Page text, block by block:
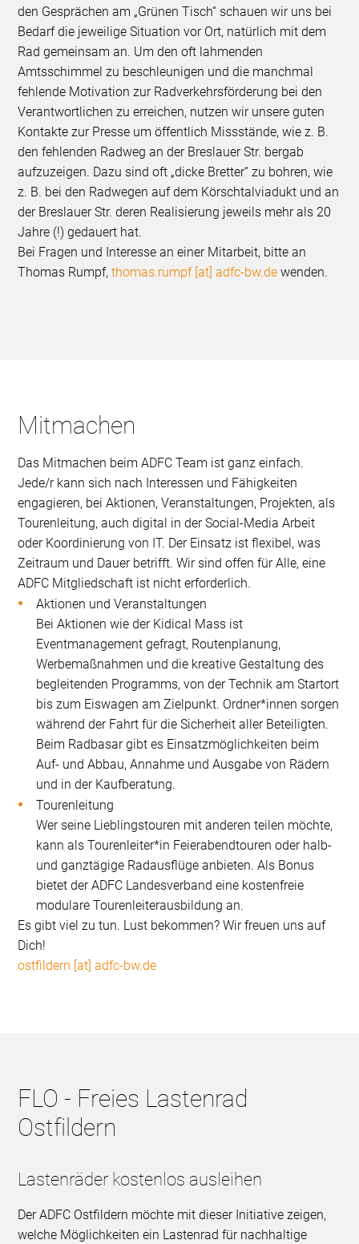
den Gesprächen am „Grünen Tisch“ schauen wir uns bei
Bedarf die jeweilige Situation vor Ort, natürlich mit dem
Rad gemeinsam an. Um den oft lahmenden
Amtsschimmel zu beschleunigen und die manchmal
fehlende Motivation zur Radverkehrsförderung bei den
Verantwortlichen zu erreichen, nutzen wir unsere guten
Kontakte zur Presse um öffentlich Missstände, wie z. B.
den fehlenden Radweg an der Breslauer Str. bergab
aufzuzeigen. Dazu sind oft „dicke Bretter“ zu bohren, wie
z. B. bei den Radwegen auf dem Körschtalviadukt und an
der Breslauer Str. deren Realisierung jeweils mehr als 20
Jahre (!) gedauert hat.
Bei Fragen und Interesse an einer Mitarbeit, bitte an
Thomas Rumpf,thomas.rumpf [at] adfc-bw.de wenden.
Mitmachen
Das Mitmachen beim ADFC Team ist ganz einfach.
Jede/r kann sich nach Interessen und Fähigkeiten
engagieren, bei Aktionen, Veranstaltungen, Projekten, als
Tourenleitung, auch digital in der Social-Media Arbeit
oder Koordinierung von IT. Der Einsatz ist flexibel, was
Zeitraum und Dauer betrifft. Wir sind offen für Alle, eine
ADFC Mitgliedschaft ist nicht erforderlich.
Aktionen und Veranstaltungen
Bei Aktionen wie der Kidical Mass ist
Eventmanagement gefragt, Routenplanung,
Werbemaßnahmen und die kreative Gestaltung des
begleitenden Programms, von der Technik am Startort
bis zum Eiswagen am Zielpunkt. Ordner*innen sorgen
während der Fahrt für die Sicherheit aller Beteiligten.
Beim Radbasar gibt es Einsatzmöglichkeiten beim
Auf- und Abbau, Annahme und Ausgabe von Rädern
und in der Kaufberatung.
Tourenleitung
Wer seine Lieblingstouren mit anderen teilen möchte,
kann als Tourenleiter*in Feierabendtouren oder halb-
und ganztägige Radausflüge anbieten. Als Bonus
bietet der ADFC Landesverband eine kostenfreie
modulare Tourenleiterausbildung an.
Es gibt viel zu tun. Lust bekommen? Wir freuen uns auf
Dich!
ostfildern [at] adfc-bw.de
FLO - Freies Lastenrad
Ostfildern
Lastenräder kostenlos ausleihen
Der ADFC Ostfildern möchte mit dieser Initiative zeigen,
welche Möglichkeiten ein Lastenrad für nachhaltige